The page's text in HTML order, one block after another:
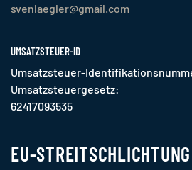
svenlaegler@gmail.com
UMSATZSTEUER-ID
Umsatzsteuer-
Umsatzsteuergesetz:
62417093535
EU-STREITSCHLICHTUNG